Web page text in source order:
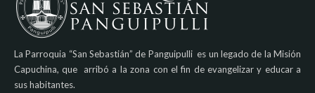
La Parroquia “San Sebastián” de Panguipulli es un legado de la Misión
Capuchina, que arribó a la zona con el fin de evangelizar y educar a
sus habitantes.